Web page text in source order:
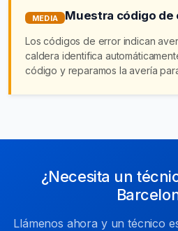
MEDIA Muestra código de
Los códigos de error indican
caldera identifica
código y reparamos la avería
¿Necesita un
Llámenos ahora y un técnico